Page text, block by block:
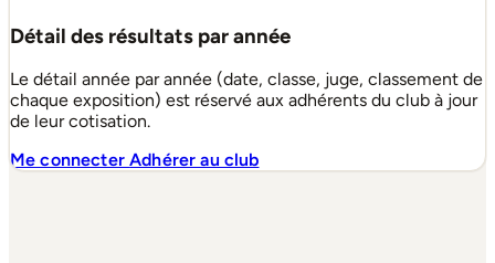
Détail des résultats par année
Le détail année par année (date, classe, juge, classement de
chaque exposition) est réservé aux adhérents du club à jour
de leur cotisation.
Me connecterAdhérer au club